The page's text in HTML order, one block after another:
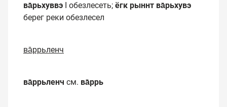
ва̄рьхуввэ I обезлесеть; ёгк рыннт ва̄рьхувэ
берег реки обезлесел
ва̄ррьленч
ва̄ррьленч см. ва̄ррь